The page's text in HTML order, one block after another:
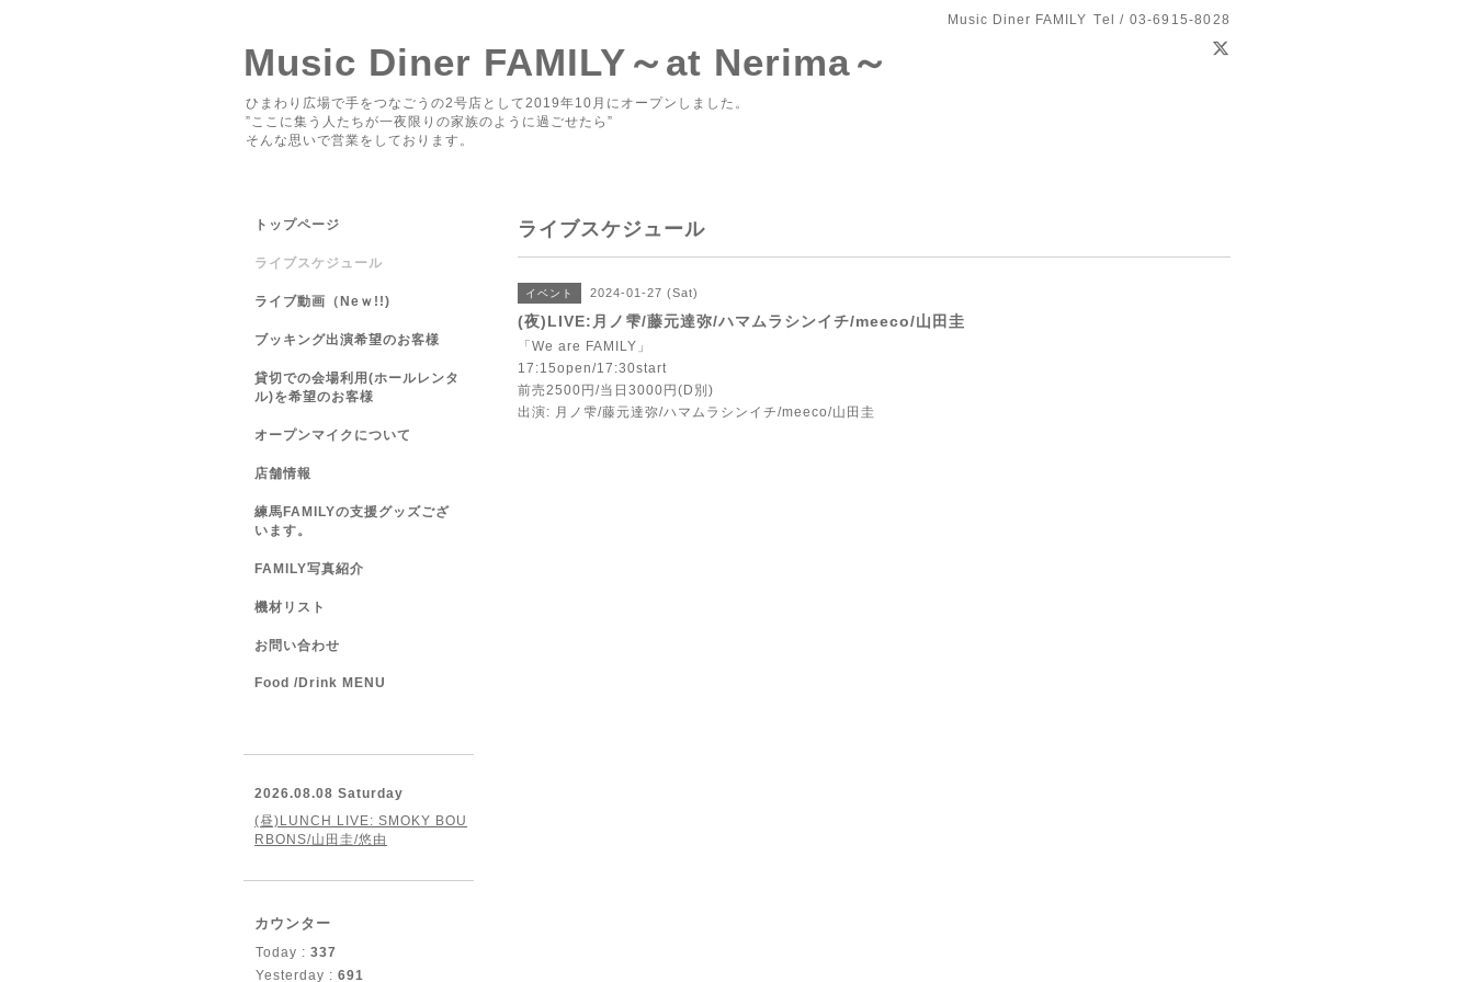
Music Diner FAMILY Tel / 03-6915-8028
Music Diner FAMILY～at Nerima～
ひまわり広場で手をつなごうの2号店として2019年10月にオープンしました。
”ここに集う人たちが一夜限りの家族のように過ごせたら”
そんな思いで営業をしております。
ライブスケジュール
イベント 2024-01-27 (Sat)
(夜)LIVE:月ノ雫/藤元達弥/ハマムラシンイチ/meeco/山田圭
「We are FAMILY」
17:15open/17:30start
前売2500円/当日3000円(D別)
出演: 月ノ雫/藤元達弥/ハマムラシンイチ/meeco/山田圭
トップページ
ライブスケジュール
ライブ動画（Neｗ!!)
ブッキング出演希望のお客様
貸切での会場利用(ホールレンタ
ル)を希望のお客様
オープンマイクについて
店舗情報
練馬FAMILYの支援グッズござ
います。
FAMILY写真紹介
機材リスト
お問い合わせ
Food /Drink MENU
2026.08.08 Saturday
(昼)LUNCH LIVE: SMOKY BOU
RBONS/山田圭/悠由
カウンター
Today : 337
Yesterday : 691